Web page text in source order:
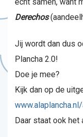
Derechos
Jij wordt dan dus
Plancha 2.0!
Doe je mee?
Kijk dan op de
Daar staat ook het